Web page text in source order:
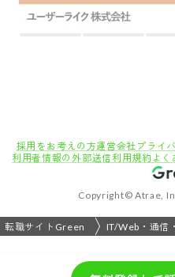
採用をお考えの方運営会社 プライ
利用者情報の外部送信利用規約 よく
Copyright© Atrae,
転職サイトGreen IT/Web・通信